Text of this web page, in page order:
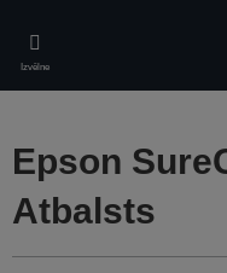
main
content
Izvēlne
Epson
Atbalsts